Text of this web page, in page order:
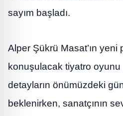
sayım başladı.
Alper Şükrü Masat’ın yeni
konuşulacak tiyatro oyunu
detayların önümüzdeki
beklenirken, sanatçının